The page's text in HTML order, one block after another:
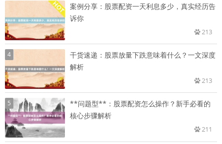
案例分享：股票配资一天利息多少，真实经历告
诉你
213
4
干货速递：股票放量下跌意味着什么？一文深度
解析
213
5
**问题型**：股票配资怎么操作？新手必看的
核心步骤解析
211